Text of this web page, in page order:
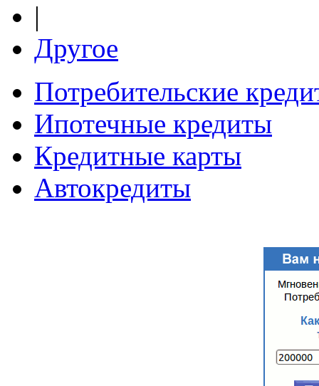
|
Другое
Потребительские
Ипотечные кредиты
Кредитные карты
Автокредиты